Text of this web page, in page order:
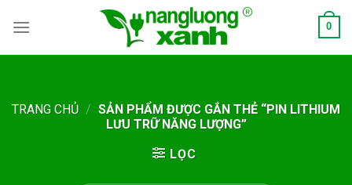
0
TRANG CHỦ / SẢN PHẨM ĐƯỢC GẮN THẺ “PIN LITHIUM
LƯU TRỮ NĂNG LƯỢNG”
LỌC